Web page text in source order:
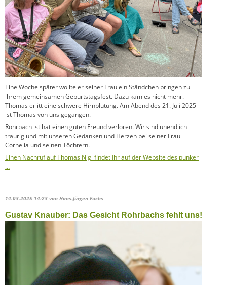
Eine Woche später wollte er seiner Frau ein Ständchen bringen zu
ihrem gemeinsamen Geburtstagsfest. Dazu kam es nicht mehr.
Thomas erlitt eine schwere Hirnblutung. Am Abend des 21. Juli 2025
ist Thomas von uns gegangen.
Rohrbach ist hat einen guten Freund verloren. Wir sind unendlich
traurig und mit unseren Gedanken und Herzen bei seiner Frau
Cornelia und seinen Töchtern.
Einen Nachruf auf Thomas Nigl findet Ihr auf der Website des punker
…
14.03.2025 14:23 von Hans-Jürgen Fuchs
Gustav Knauber: Das Gesicht Rohrbachs fehlt uns!